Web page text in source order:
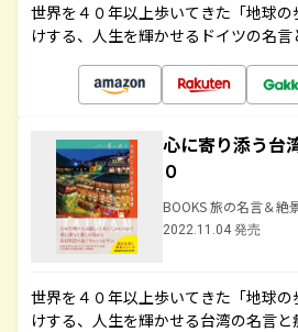
世界を４０年以上歩いてきた「地球
けする、人生を輝かせるドイツの名
心に寄り添う台
０
BOOKS 旅の名言＆絶
2022.11.04 発売
世界を４０年以上歩いてきた「地球
けする、人生を輝かせる台湾の名言